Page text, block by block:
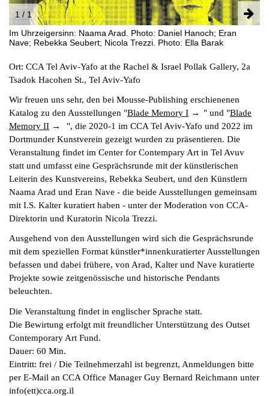
IMPRESSUM
DATENSCHUTZ
1 / 1
Im Uhrzeigersinn: Naama Arad. Photo: Daniel Hanoch; Eran
Nave; Rebekka Seubert; Nicola Trezzi. Photo: Ella Barak
Ort: CCA Tel Aviv-Yafo at the Rachel & Israel Pollak Gallery, 2a
Tsadok Hacohen St., Tel Aviv-Yafo
Wir freuen uns sehr, den bei Mousse-Publishing erschienenen
Katalog zu den Ausstellungen "Blade Memory I " und "Blade
Memory II
", die 2020-1 im CCA Tel Aviv-Yafo und 2022 im
Dortmunder Kunstverein gezeigt wurden zu präsentieren. Die
Veranstaltung findet im Center for Contempary Art in Tel Avuv
statt und umfasst eine Gesprächsrunde mit der künstlerischen
Leiterin des Kunstvereins, Rebekka Seubert, und den Künstlern
Naama Arad und Eran Nave - die beide Ausstellungen gemeinsam
mit I.S. Kalter kuratiert haben - unter der Moderation von CCA-
Direktorin und Kuratorin Nicola Trezzi.
Ausgehend von den Ausstellungen wird sich die Gesprächsrunde
mit dem speziellen Format künstler*innenkuratierter Ausstellungen
befassen und dabei frühere, von Arad, Kalter und Nave kuratierte
Projekte sowie zeitgenössische und historische Pendants
beleuchten.
Die Veranstaltung findet in englischer Sprache statt.
Die Bewirtung erfolgt mit freundlicher Unterstützung des Outset
Contemporary Art Fund.
Dauer: 60 Min.
Eintritt: frei / Die Teilnehmerzahl ist begrenzt, Anmeldungen bitte
per E-Mail an CCA Office Manager Guy Bernard Reichmann unter
info(ett)cca.org.il